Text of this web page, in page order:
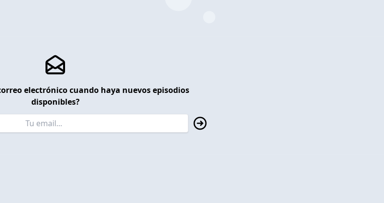
electrónico cuando haya nuevos episodios
disponibles?